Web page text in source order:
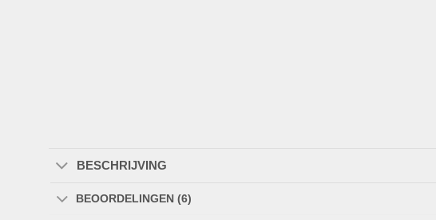
BESCHRIJVING
BEOORDELINGEN (6)